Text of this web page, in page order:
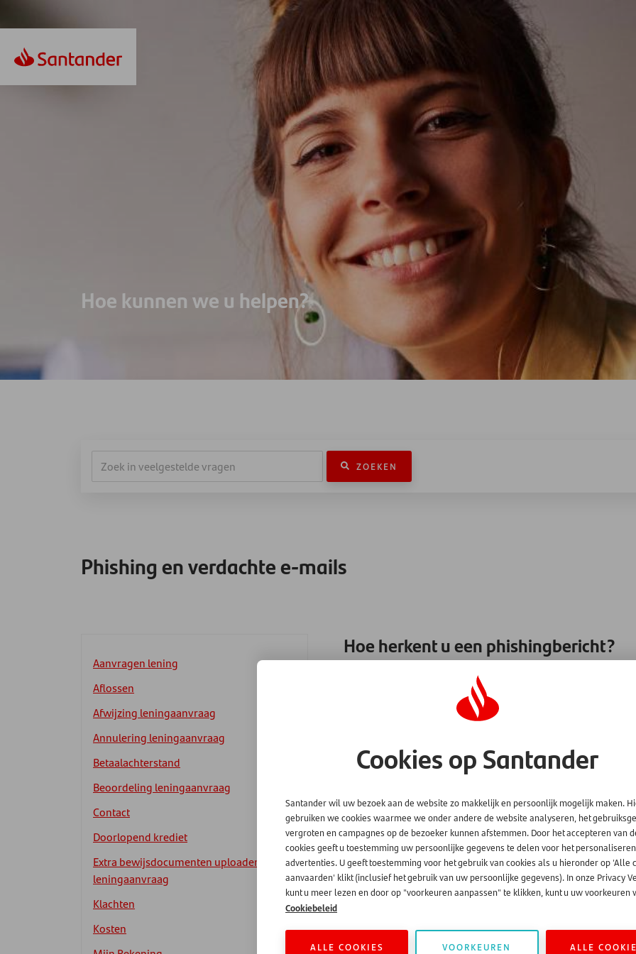
Hoe kunnen we u helpen?
ZOEKEN
Phishing en verdachte e-mails
Aanvragen lening
Aflossen
Afwijzing leningaanvraag
Annulering leningaanvraag
Betaalachterstand
Beoordeling leningaanvraag
Contact
Doorlopend krediet
Extra bewijsdocumenten uploaden
leningaanvraag
Klachten
Kosten
Hoe herkent u een phishingbericht?
echte berichten te onderscheiden. Toch zijn er signalen die
een algemene aanhef zoals “Beste klant”, in plaats van uw
om snel te handelen of direct te betalen.
Ook zijn er vaak taalfouten of ongewone bewoordingen te
betrouwbaar maar als u verder kijkt dan ziet u dat het e-
heeft. Controleer ook het bankrekeningnummer. Is dit echt
of niet. U kunt dat zien aan uw bankafschriften bijvoorbeeld.
Als u twijfelt over de echtheid van een bericht, klik dan
officiële kanalen. Als u twijfelt over de echtheid van een
63 88290 om dit te controleren.
Alles over veilig (online) bankieren | Veilig bankieren
Cookies op Santander
Santander wil uw bezoek aan de website zo makkelijk en persoonlijk mogelijk maken.
gebruiken we cookies waarmee we onder andere de website analyseren, het
vergroten en campagnes op de bezoeker kunnen afstemmen. Door het accepteren van
cookies geeft u toestemming uw persoonlijke gegevens te delen voor het
advertenties. U geeft toestemming voor het gebruik van cookies als u hieronder op 'Alle
aanvaarden' klikt (inclusief het gebruik van uw persoonlijke gegevens). In onze Privacy
kunt u meer lezen en door op "voorkeuren aanpassen" te klikken, kunt u uw voorkeuren
Cookiebeleid
ALLE COOKIES
VOORKEUREN
ALLE